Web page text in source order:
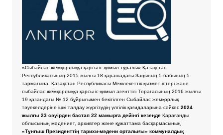
«Сыбайлас жемқорлыққа қарсы іс-қимыл туралы» Қазақстан
Республикасының 2015 жылғы 18 қарашадағы Заңының 5-бабының 5-
тармағына, Қазақстан Республикасы Мемлекеттік қызмет істері және
сыбайлас жемқорлыққа қарсы іс-қимыл агенттігі Төрағасының 2016 жылғы
19 қазандағы № 12 бұйрығымен бекітілген Сыбайлас жемқорлық
тәуекелдеріне ішкі талдау жүргізудің үлгілік қағидаларына сәйкес2024
жылғы 23 сәуірден бастап 22 мамырға дейінгі кезеңде Қарағанды
облысының мәдениет, архивтер және құжаттама басқармасының
«Тұнғыш Президенттің тарихи-мәдени орталығы» коммуналдық